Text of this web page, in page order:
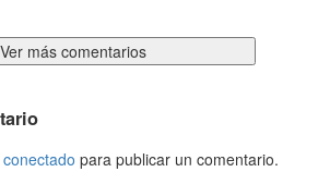
Ver más comentarios
conectado para publicar un comentario.